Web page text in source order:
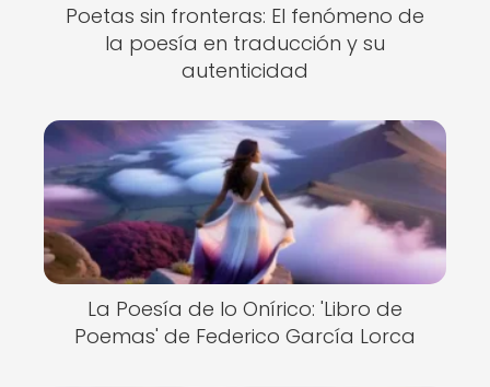
Poetas sin fronteras: El fenómeno de
la poesía en traducción y su
autenticidad
La Poesía de lo Onírico: 'Libro de
Poemas' de Federico García Lorca